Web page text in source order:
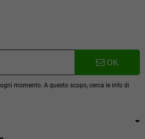
OK
momento. A questo scopo, cerca le info di